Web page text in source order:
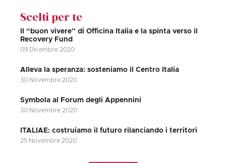
Scelti per te
Il “buon vivere” di Officina Italia e la spinta verso il
Recovery Fund
09 Dicembre 2020
Alleva la speranza: sosteniamo il Centro Italia
30 Novembre 2020
Symbola al Forum degli Appennini
30 Novembre 2020
ITALIAE: costruiamo il futuro rilanciando i territori
25 Novembre 2020